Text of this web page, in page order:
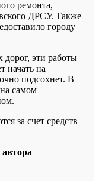
ремонта,
ДРСУ. Также
городу
дорог, эти работы
начать на
подсохнет. В
самом
за счет средств